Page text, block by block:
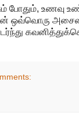
போதும், உணவு
உன் ஒவ்வொரு